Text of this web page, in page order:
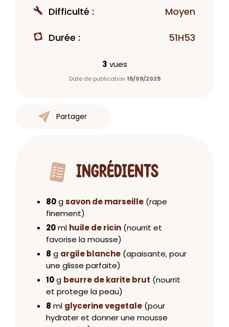
Difficulté : Moyen
Durée : 51H53
3 vues
Date de publication 15/09/2025
Partager
INGRÉDIENTS
80gsavon de marseille (rape
finement)
20ml huile de ricin (nourrit et
favorise la mousse)
8 g argile blanche (apaisante, pour
une glisse parfaite)
10g beurre de karite brut (nourrit
et protege la peau)
8 ml glycerine vegetale (pour
hydrater et donner une mousse